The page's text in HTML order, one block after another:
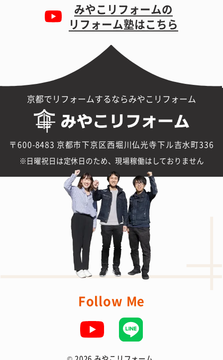
みやこリフォームの
リフォーム塾はこちら
京都でリフォームするならみやこリフォーム
〒600-8483 京都市下京区西堀川仏光寺下ル吉水町336
日曜祝日は定休日のため、現場稼働はしておりません
Follow Me